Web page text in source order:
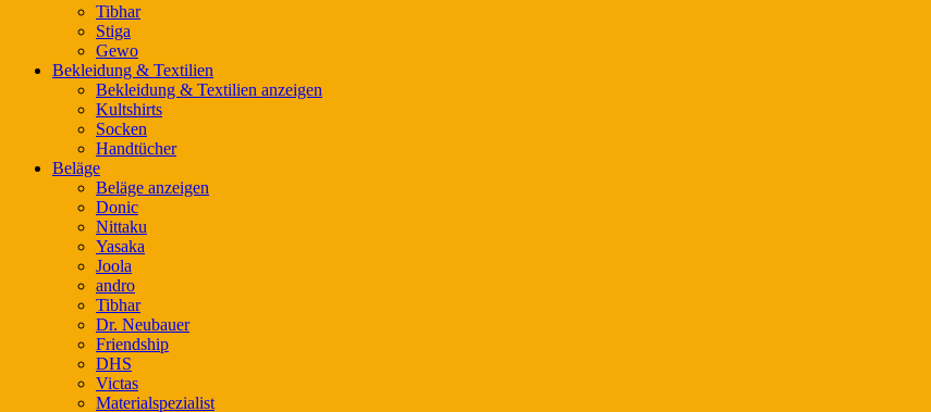
Tibhar
Stiga
Gewo
Bekleidung & Textilien
Bekleidung & Textilien anzeigen
Kultshirts
Socken
Handtücher
Beläge
Beläge anzeigen
Donic
Nittaku
Yasaka
Joola
andro
Tibhar
Dr. Neubauer
Friendship
DHS
Victas
Materialspezialist